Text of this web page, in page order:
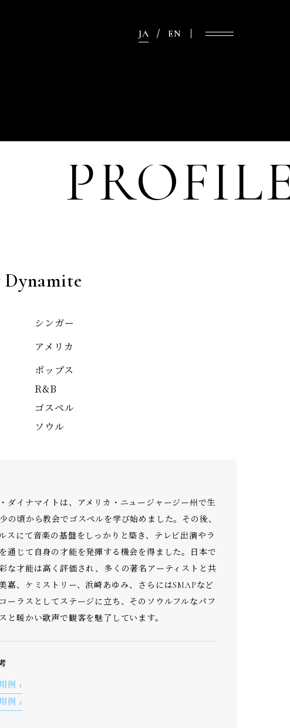
JA EN
Dynamite
シンガー
アメリカ
ポップス
R&B
ゴスペル
ソウル
ダイナマイトは、アメリカ・ニュージャージー州で生
の頃から教会でゴスペルを学び始めました。その後、
スにて音楽の基盤をしっかりと築き、テレビ出演やラ
通じて自身の才能を発揮する機会を得ました。日本で
な才能は高く評価され、多くの著名アーティストと共
嘉、ケミストリー、浜崎あゆみ、さらにはSMAPなど
ーラスとしてステージに立ち、そのソウルフルなパフ
と暖かい歌声で観客を魅了しています。
例 1
例 2